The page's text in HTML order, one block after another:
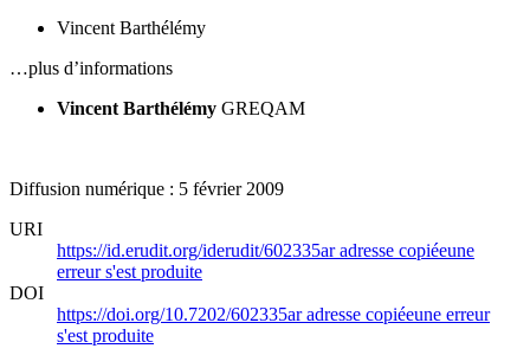
Vincent Barthélémy
…plus d’informations
Vincent Barthélémy GREQAM
Diffusion numérique : 5 février 2009
URI
https://id.erudit.org/iderudit/602335aradresse copiéeune
erreur s'est produite
DOI
https://doi.org/10.7202/602335aradresse copiéeune erreur
s'est produite